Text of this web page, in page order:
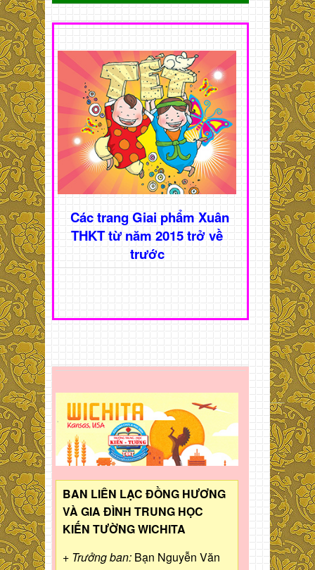
Các trang Giai phẩm Xuân
THKT từ năm 2015 trở về
trước
BAN LIÊN LẠC ĐỒNG HƯƠNG
VÀ GIA ĐÌNH TRUNG HỌC
KIẾN TƯỜNG WICHITA
+ Trưởng ban: Bạn Nguyễn Văn